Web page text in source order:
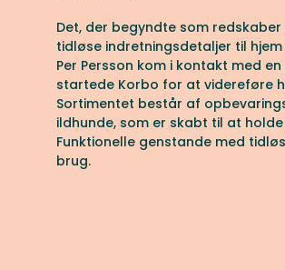
Det, der begyndte som
tidløse indretningsdetaljer til
Per Persson kom i kontakt med
startede Korbo for at videreføre
Sortimentet består af
ildhunde, som er skabt til at
Funktionelle genstande med
brug.